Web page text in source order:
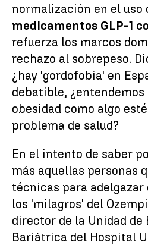
normalización en el uso
medicamentos GLP-1
refuerza los marcos
rechazo al sobrepeso.
¿hay 'gordofobia' en
debatible,
obesidad como algo
problema de salud?
En el intento de saber
más aquellas personas
técnicas para adelgazar
los 'milagros' del
director de la Unidad de
Bariátrica del Hospital